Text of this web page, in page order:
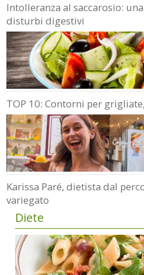
Intolleranza al saccarosio:
disturbi digestivi
TOP 10: Contorni per
Karissa Paré, dietista dal
variegato
Diete